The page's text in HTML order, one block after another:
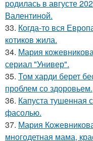
родилась в августе
Валентиной.
33. Когда-то вся
котиков жила.
34. Мария
сериал "Универ".
35. Том харди берет
проблем со здоровьем.
36. Капуста тушенная
фасолью.
37. Мария
многодетная мама,